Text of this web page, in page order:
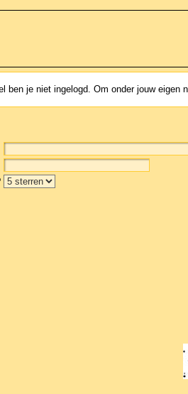
ben je niet ingelogd. Om onder jouw eigen